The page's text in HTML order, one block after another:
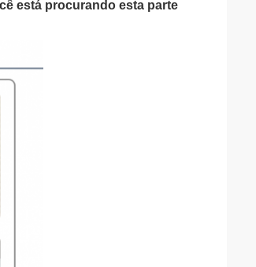
está procurando esta parte